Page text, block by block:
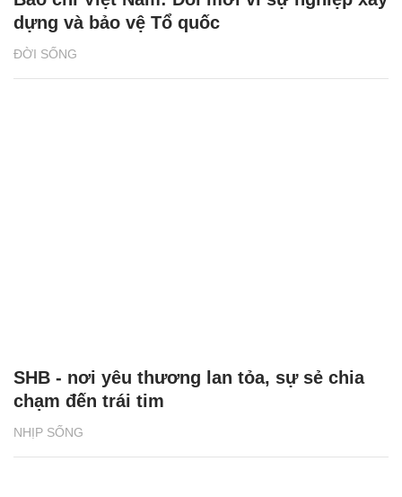
ĐỜI SỐNG
dựng và bảo vệ Tổ quốc
NHỊP SỐNG
SHB - nơi yêu thương lan tỏa, sự sẻ chia
chạm đến trái tim